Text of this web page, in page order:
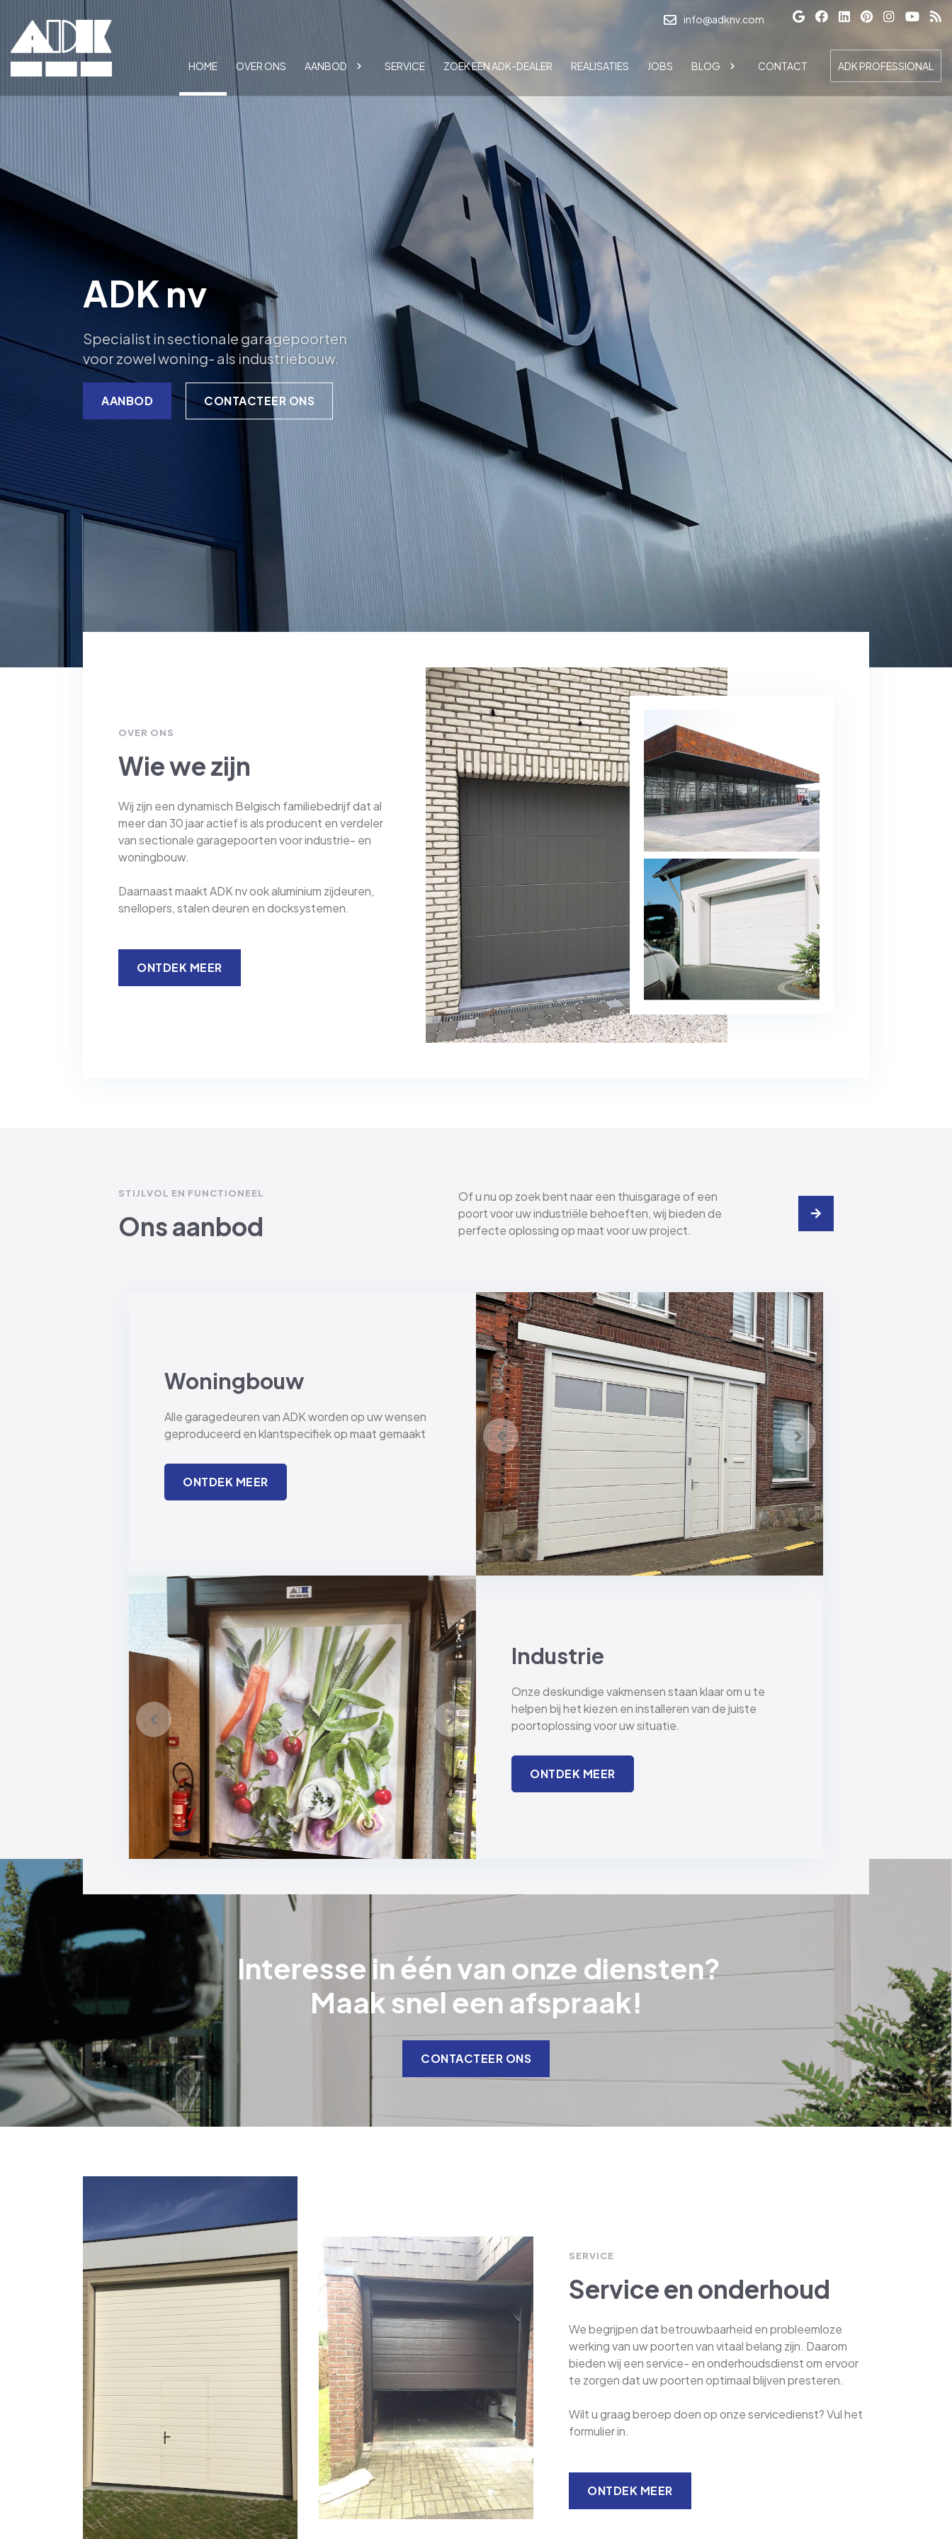
info@adknv.com
HOME OVER ONS AANBOD SERVICE ZOEK EEN ADK-DEALER REALISATIES JOBS BLOG CONTACT ADK PROFESSIONAL
ADK nv
Specialist in sectionale garagepoorten
voor zowel woning- als industriebouw.
AANBOD CONTACTEER ONS
OVER ONS
Wie we zijn
Wij zijn een dynamisch Belgisch familiebedrijf dat al
meer dan 30 jaar actief is als producent en verdeler
van sectionale garagepoorten voor industrie- en
woningbouw.
​​​​​​​Daarnaast maakt ADK nv ook aluminium zijdeuren,
snellopers, stalen deuren en docksystemen.
ONTDEK MEER
STIJLVOL EN FUNCTIONEEL
Ons aanbod
Of u nu op zoek bent naar een thuisgarage of een
poort voor uw industriële behoeften, wij bieden de
perfecte oplossing op maat voor uw project.
Woningbouw
Alle garagedeuren van ADK worden op uw wensen
geproduceerd en klantspecifiek op maat gemaakt
ONTDEK MEER
Industrie
Onze deskundige vakmensen staan klaar om u te
helpen bij het kiezen en installeren van de juiste
poortoplossing voor uw situatie.
ONTDEK MEER
Interesse in één van onze diensten?
​​​​​​​Maak snel een afspraak!
CONTACTEER ONS
SERVICE
Service en onderhoud
We begrijpen dat betrouwbaarheid en probleemloze
werking van uw poorten van vitaal belang zijn. Daarom
bieden wij een service- en onderhoudsdienst om ervoor
te zorgen dat uw poorten optimaal blijven presteren.
​​​​​​​Wilt u graag beroep doen op onze servicedienst? Vul het
formulier in.
ONTDEK MEER